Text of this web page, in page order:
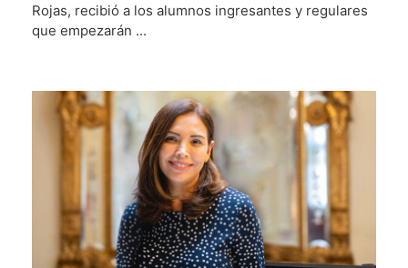
Rojas, recibió a los alumnos ingresantes y regulares
que empezarán ...